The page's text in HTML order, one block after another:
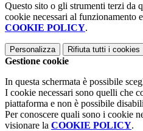
Questo sito o gli strumenti terzi da
cookie necessari al funzionamento
COOKIE POLICY.
Personalizza Rifiuta tutti i cookies
Gestione cookie
In questa schermata è possibile
I cookie necessari sono quelli che
piattaforma e non è possibile
Per conoscere quali sono i cookie
visionare la COOKIE POLICY.